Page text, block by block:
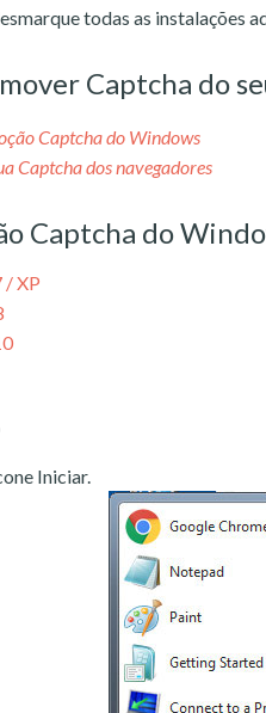
todas as instalações
Captcha do
Captcha do Windows
Captcha dos navegadores
Captcha do
/ XP
Iniciar.